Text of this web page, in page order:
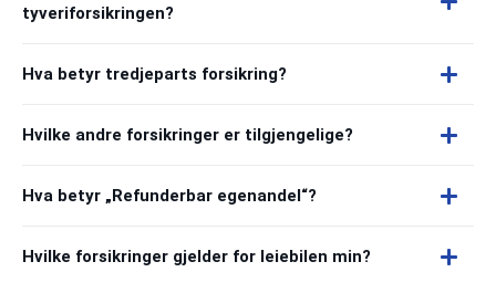
tyveriforsikringen?
Hva betyr tredjeparts forsikring?
Hvilke andre forsikringer er tilgjengelige?
Hva betyr „Refunderbar egenandel“?
Hvilke forsikringer gjelder for leiebilen min?